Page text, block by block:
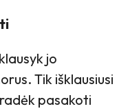
jo
Tik išklausiusi
pasakoti